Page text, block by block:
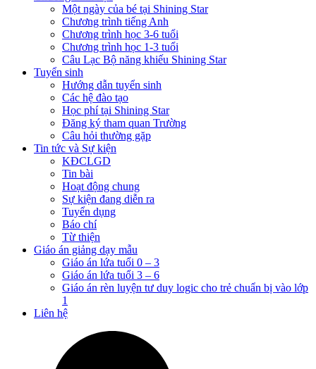
Một ngày của bé tại Shining Star
Chương trình tiếng Anh
Chương trình học 3-6 tuổi
Chương trình học 1-3 tuổi
Câu Lạc Bộ năng khiếu Shining Star
Tuyển sinh
Hướng dẫn tuyển sinh
Các hệ đào tạo
Học phí tại Shining Star
Đăng ký tham quan Trường
Câu hỏi thường gặp
Tin tức và Sự kiện
KĐCLGD
Tin bài
Hoạt động chung
Sự kiện đang diễn ra
Tuyển dụng
Báo chí
Từ thiện
Giáo án giảng dạy mẫu
Giáo án lứa tuổi 0 – 3
Giáo án lứa tuổi 3 – 6
Giáo án rèn luyện tư duy logic cho trẻ chuẩn bị vào lớp
1
Liên hệ